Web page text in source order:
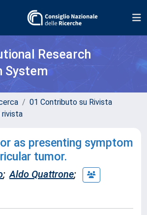
Research
System
01 Contributo su Rivista
rivista
as presenting symptom
tumor.
; Aldo Quattrone;